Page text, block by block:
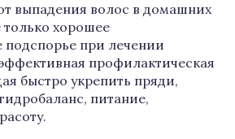
выпадения волос в домашних
только хорошее
подспорье при лечении
профилактическая
быстро укрепить пряди,
питание,